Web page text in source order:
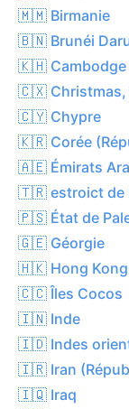
🇲🇲 Birmanie
🇧🇳 Brunéi
🇰🇭 Cambodge
🇨🇽 Christmas,
🇨🇾 Chypre
🇰🇷 Corée
🇦🇪 Émirats
🇹🇷 estroict de
🇵🇸 État de
🇬🇪 Géorgie
🇭🇰 Hong Kong
🇨🇨 Îles Cocos
🇮🇳 Inde
🇮🇩 Indes
🇮🇷 Iran
🇮🇶 Iraq